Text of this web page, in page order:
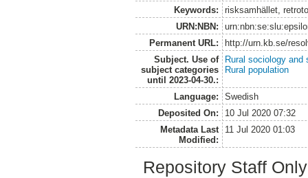
Keywords:
risksamhället,
URN:NBN:
Permanent URL:
http://urn.kb.se/
Subject. Use of
subject categories
until 2023-04-30.:
Rural sociology and
Rural population
Language:
Swedish
Deposited On:
10 Jul 2020 07:32
Metadata Last
Modified:
11 Jul 2020 01:03
Repository Staff